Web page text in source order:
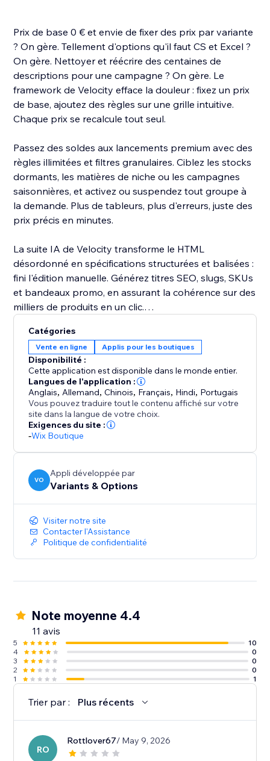
Prix de base 0 € et envie de fixer des prix par variante
? On gère. Tellement d'options qu'il faut CS et Excel ?
On gère. Nettoyer et réécrire des centaines de
descriptions pour une campagne ? On gère. Le
framework de Velocity efface la douleur : fixez un prix
de base, ajoutez des règles sur une grille intuitive.
Chaque prix se recalcule tout seul.
Passez des soldes aux lancements premium avec des
règles illimitées et filtres granulaires. Ciblez les stocks
dormants, les matières de niche ou les campagnes
saisonnières, et activez ou suspendez tout groupe à
la demande. Plus de tableurs, plus d'erreurs, juste des
prix précis en minutes.
La suite IA de Velocity transforme le HTML
désordonné en spécifications structurées et balisées :
fini l'édition manuelle. Générez titres SEO, slugs, SKUs
et bandeaux promo, en assurant la cohérence sur des
milliers de produits en un clic.
Descriptions riches ? Le générateur IA rédige des
textes engageants et fidèles à votre marque, mettant
en avant caractéristiques, bénéfices et entretien dans
votre voix.
Catégories
Vente en ligne Applis pour les boutiques
Disponibilité :
Cette application est disponible dans le monde entier.
Langues de l'application :
Anglais, Allemand,Chinois, Français, Hindi, Portugais
Vous pouvez traduire tout le contenu affiché sur votre
site dans la langue de votre choix.
Exigences du site :
-Wix Boutique
VO
Appli développée par
Variants & Options
Visiter notre site
Contacter l'Assistance
Politique de confidentialité
Note moyenne 4.4
11 avis
5
10
4
0
3
0
2
0
1
1
Trier par : Plus récents
RO
Rottlover67/ May 9, 2026